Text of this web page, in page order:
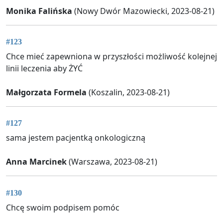
Monika Falińska (Nowy Dwór Mazowiecki, 2023-08-21)
#123
Chce mieć zapewniona w przyszłości możliwość kolejnej
linii leczenia aby ŻYĆ
Małgorzata Formela (Koszalin, 2023-08-21)
#127
sama jestem pacjentką onkologiczną
Anna Marcinek(Warszawa, 2023-08-21)
#130
Chcę swoim podpisem pomóc